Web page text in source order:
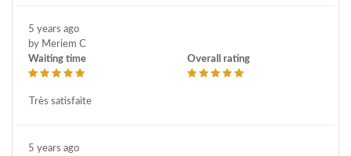
5 years ago
by Meriem C
Waiting time
Overall rating
Très satisfaite
5 years ago